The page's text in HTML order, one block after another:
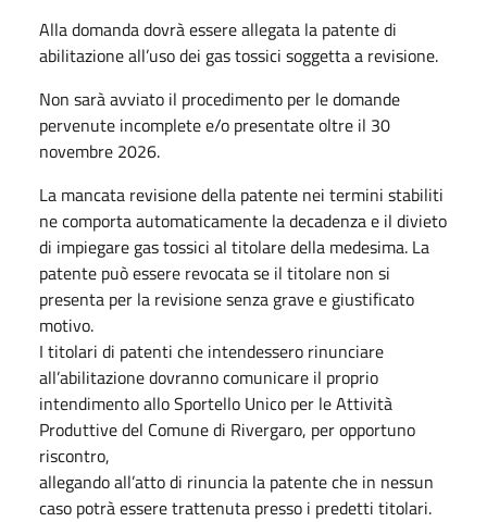
Alla domanda dovrà essere allegata la patente di
abilitazione all’uso dei gas tossici soggetta a revisione.
Non sarà avviato il procedimento per le domande
pervenute incomplete e/o presentate oltre il 30
novembre 2026.
La mancata revisione della patente nei termini stabiliti
ne comporta automaticamente la decadenza e il divieto
di impiegare gas tossici al titolare della medesima. La
patente può essere revocata se il titolare non si
presenta per la revisione senza grave e giustificato
motivo.
I titolari di patenti che intendessero rinunciare
all’abilitazione dovranno comunicare il proprio
intendimento allo Sportello Unico per le Attività
Produttive del Comune di Rivergaro, per opportuno
riscontro,
allegando all’atto di rinuncia la patente che in nessun
caso potrà essere trattenuta presso i predetti titolari.